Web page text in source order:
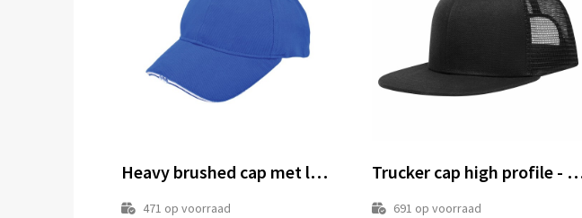
Heavy brushed cap met ledverlichting
471 op voorraad
Trucker cap high
691 op voorraad